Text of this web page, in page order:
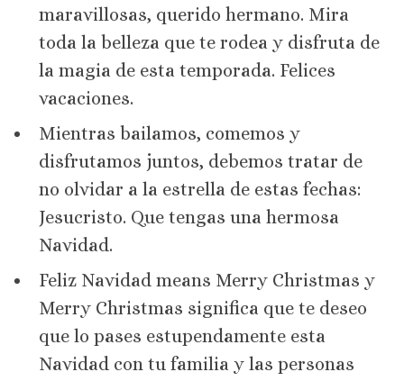
maravillosas, querido hermano. Mira
toda la belleza que te rodea y disfruta de
la magia de esta temporada. Felices
vacaciones.
Mientras bailamos, comemos y
disfrutamos juntos, debemos tratar de
no olvidar a la estrella de estas fechas:
Jesucristo. Que tengas una hermosa
Navidad.
Feliz Navidad means Merry Christmas y
Merry Christmas significa que te deseo
que lo pases estupendamente esta
Navidad con tu familia y las personas